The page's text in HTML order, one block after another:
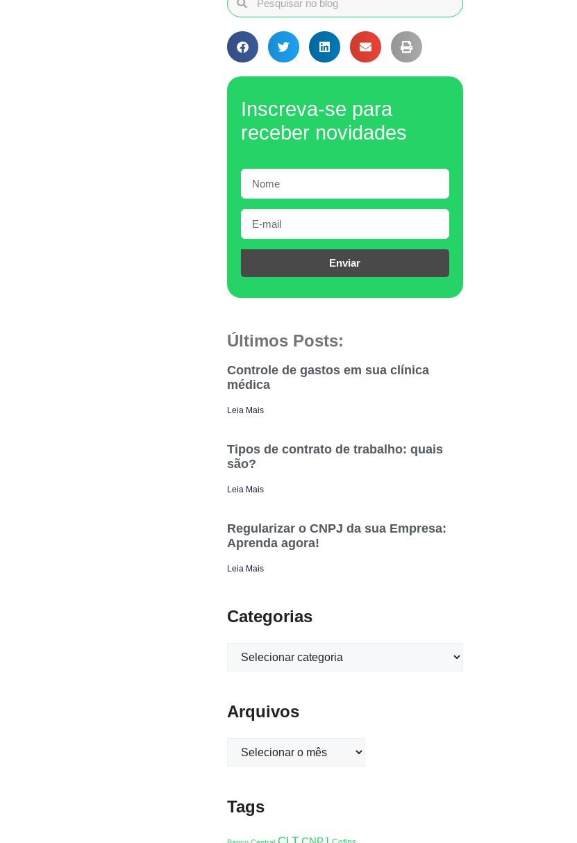
Inscreva-se para
receber novidades
Enviar
Últimos Posts:
Controle de gastos em sua clínica
médica
Leia Mais
Tipos de contrato de trabalho: quais
são?
Leia Mais
Regularizar o CNPJ da sua Empresa:
Aprenda agora!
Leia Mais
Categorias
Arquivos
Tags